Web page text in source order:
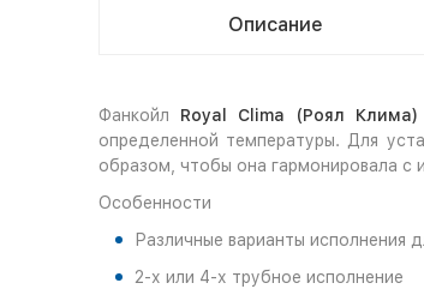
Описание
Фанкойл Royal Clima (Роял Клима)
определенной температуры. Для
образом, чтобы она гармонировала с
Особенности
Различные варианты исполнения
2-х или 4-х трубное исполнение